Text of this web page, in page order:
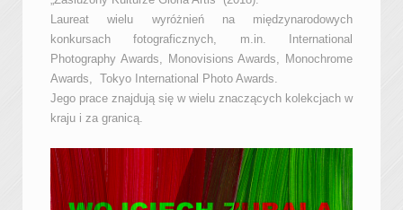
Laureat wielu wyróżnień na międzynarodowych
konkursach fotograficznych, m.in. International
Photography Awards, Monovisions Awards, Monochrome
Awards, Tokyo International Photo Awards.
Jego prace znajdują się w wielu znaczących kolekcjach w
kraju i za granicą.